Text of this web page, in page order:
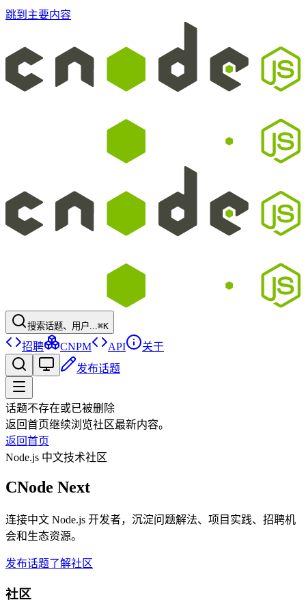
跳到主要内容
搜索话题、用户...⌘K
招聘 CNPM API
关于
发布话题
话题不存在或已被删除
返回首页继续浏览社区最新内容。
返回首页
Node.js 中文技术社区
CNode Next
连接中文 Node.js 开发者，沉淀问题解法、项目实践、招聘机
会和生态资源。
发布话题了解社区
社区